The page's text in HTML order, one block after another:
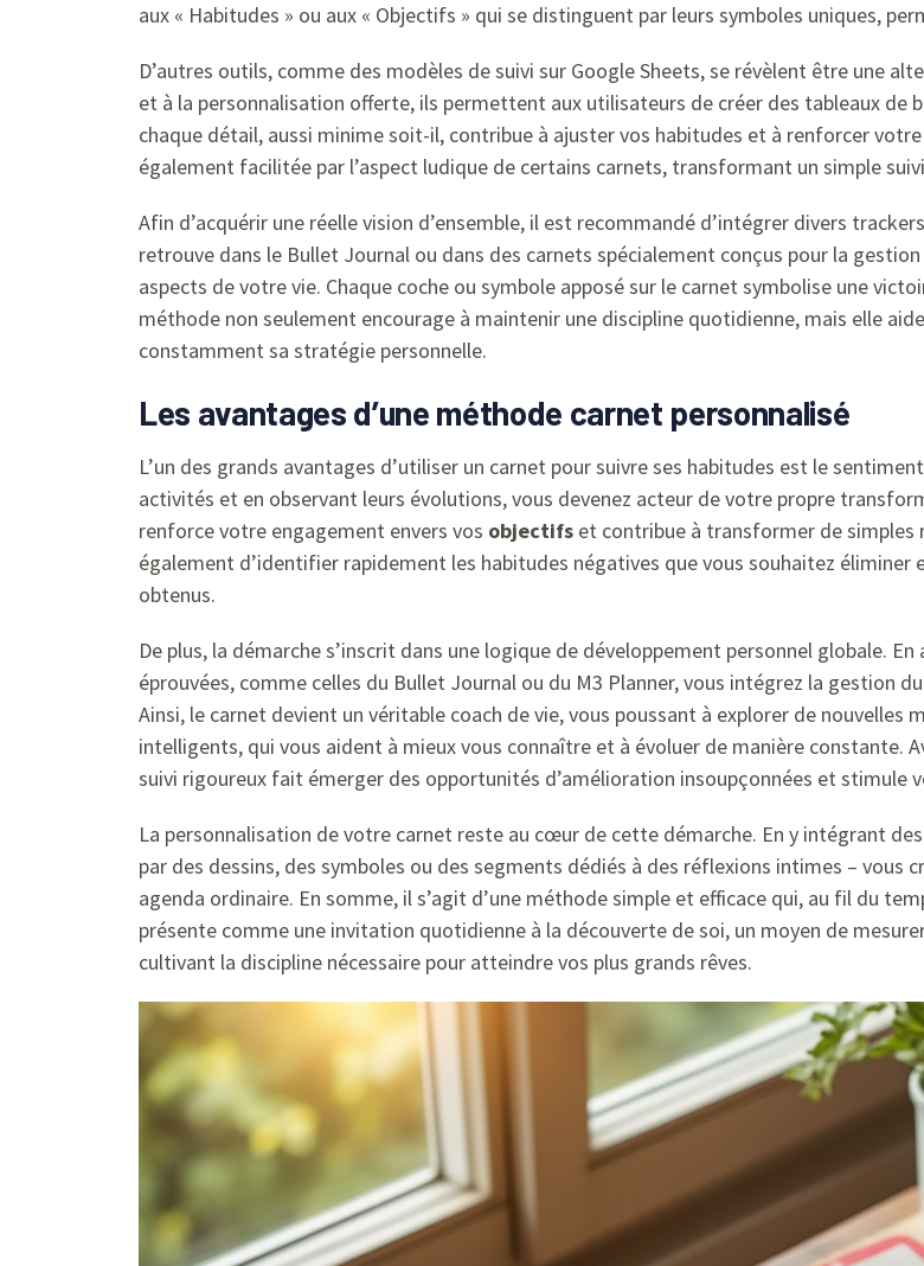
aux « Habitudes » ou aux « Objectifs » qui se distinguent par leurs symboles uniques,
D’autres outils, comme des modèles de suivi sur Google Sheets, se révèlent être une
et à la personnalisation offerte, ils permettent aux utilisateurs de créer des tableaux de
chaque détail, aussi minime soit-il, contribue à ajuster vos habitudes et à renforcer
également facilitée par l’aspect ludique de certains carnets, transformant un simple
Afin d’acquérir une réelle vision d’ensemble, il est recommandé d’intégrer divers
retrouve dans le Bullet Journal ou dans des carnets spécialement conçus pour la
aspects de votre vie. Chaque coche ou symbole apposé sur le carnet symbolise une
méthode non seulement encourage à maintenir une discipline quotidienne, mais elle
constamment sa stratégie personnelle.
Les avantages d’une méthode carnet personnalisé
L’un des grands avantages d’utiliser un carnet pour suivre ses habitudes est le
activités et en observant leurs évolutions, vous devenez acteur de votre propre
renforce votre engagement envers vos objectifs et contribue à transformer de simples
également d’identifier rapidement les habitudes négatives que vous souhaitez éliminer
obtenus.
De plus, la démarche s’inscrit dans une logique de développement personnel globale.
éprouvées, comme celles du Bullet Journal ou du M3 Planner, vous intégrez la gestion
Ainsi, le carnet devient un véritable coach de vie, vous poussant à explorer de
intelligents, qui vous aident à mieux vous connaître et à évoluer de manière constante.
suivi rigoureux fait émerger des opportunités d’amélioration insoupçonnées et stimule
La personnalisation de votre carnet reste au cœur de cette démarche. En y intégrant
par des dessins, des symboles ou des segments dédiés à des réflexions intimes – vous
agenda ordinaire. En somme, il s’agit d’une méthode simple et efficace qui, au fil du
présente comme une invitation quotidienne à la découverte de soi, un moyen de
cultivant la discipline nécessaire pour atteindre vos plus grands rêves.